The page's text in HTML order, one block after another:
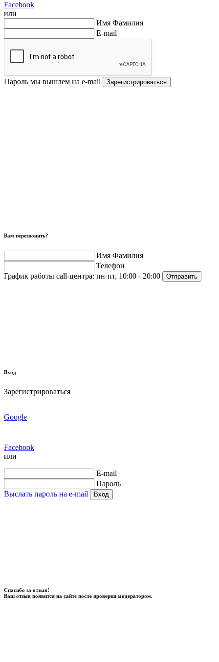
Facebook
или
Имя Фамилия
E-mail
Пароль мы вышлем на e-mail Зарегистрироваться
Вам перезвонить?
Имя Фамилия
Телефон
График работы call-центра: пн-пт, 10:00 - 20:00 Отправить
Вход
Зарегистрироваться
Google
Facebook
или
E-mail
Пароль
Выслать пароль на e-mail
Вход
Спасибо за отзыв!
Ваш отзыв появится на сайте после проверки модератором.